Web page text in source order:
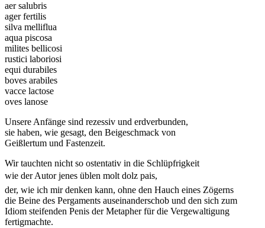
aer salubris
ager fertilis
silva melliflua
aqua piscosa
milites bellicosi
rustici laboriosi
equi durabiles
boves arabiles
vacce lactose
oves lanose
Unsere Anfänge sind rezessiv und erdverbunden,
sie haben, wie gesagt, den Beigeschmack von
Geißlertum und Fastenzeit.
Wir tauchten nicht so ostentativ in die Schlüpfrigkeit
wie der Autor jenes üblen molt dolz pais,
der, wie ich mir denken kann, ohne den Hauch eines Zögerns
die Beine des Pergaments auseinanderschob und den sich zum
Idiom steifenden Penis der Metapher für die Vergewaltigung
fertigmachte.